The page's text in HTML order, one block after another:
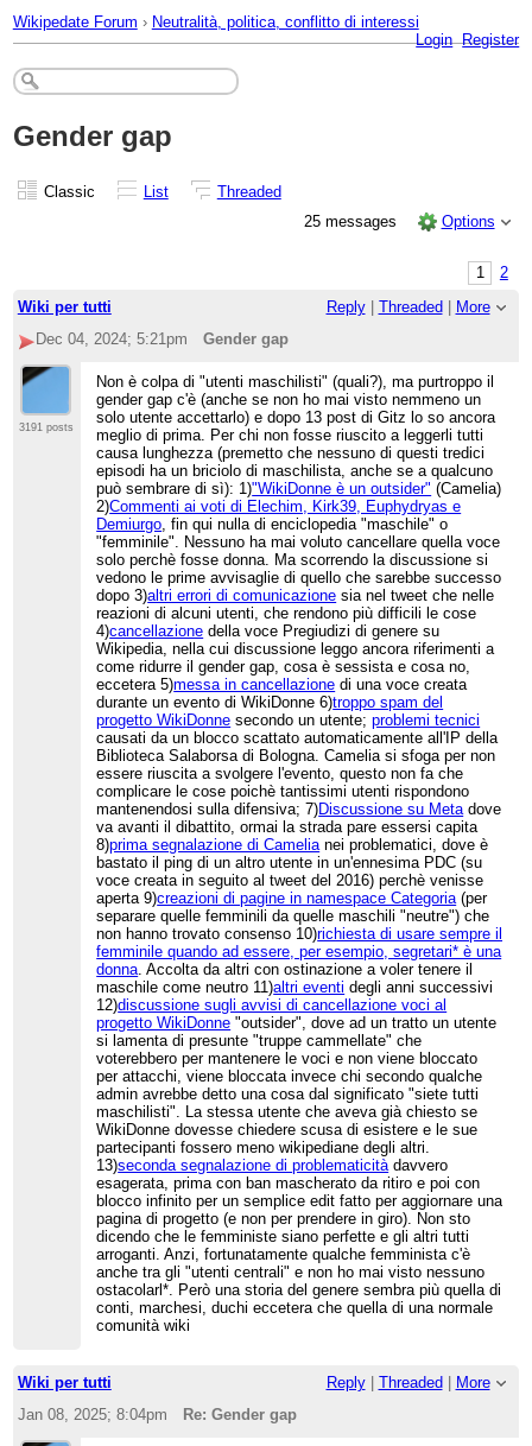
Wikipedate Forum › Neutralità, politica, conflitto di interessi
Login Register
Gender gap
Classic List
Threaded
25 messages
Options
1
2
Wiki per tutti
Reply| Threaded
More
Dec 04, 2024; 5:21pm
Gender gap
3191 posts
Non è colpa di "utenti maschilisti" (quali?), ma purtroppo il
gender gap c'è (anche se non ho mai visto nemmeno un
solo utente accettarlo) e dopo 13 post di Gitz lo so ancora
meglio di prima. Per chi non fosse riuscito a leggerli tutti
causa lunghezza (premetto che nessuno di questi tredici
episodi ha un briciolo di maschilista, anche se a qualcuno
può sembrare di sì): 1)"WikiDonne è un outsider" (Camelia)
2)Commenti ai voti di Elechim, Kirk39, Euphydryas e
Demiurgo , fin qui nulla di enciclopedia "maschile" o
"femminile". Nessuno ha mai voluto cancellare quella voce
solo perchè fosse donna. Ma scorrendo la discussione si
vedono le prime avvisaglie di quello che sarebbe successo
dopo 3)altri errori di comunicazione sia nel tweet che nelle
reazioni di alcuni utenti, che rendono più difficili le cose
4)cancellazione della voce Pregiudizi di genere su
Wikipedia, nella cui discussione leggo ancora riferimenti a
come ridurre il gender gap, cosa è sessista e cosa no,
eccetera 5)messa in cancellazione di una voce creata
durante un evento di WikiDonne 6)troppo spam del
progetto WikiDonne secondo un utente;problemi tecnici
causati da un blocco scattato automaticamente all'IP della
Biblioteca Salaborsa di Bologna. Camelia si sfoga per non
essere riuscita a svolgere l'evento, questo non fa che
complicare le cose poichè tantissimi utenti rispondono
mantenendosi sulla difensiva; 7)Discussione su Meta dove
va avanti il dibattito, ormai la strada pare essersi capita
8)prima segnalazione di Camelia nei problematici, dove è
bastato il ping di un altro utente in un'ennesima PDC (su
voce creata in seguito al tweet del 2016) perchè venisse
aperta 9)creazioni di pagine in namespace Categoria (per
separare quelle femminili da quelle maschili "neutre") che
non hanno trovato consenso 10)richiesta di usare sempre il
femminile quando ad essere, per esempio, segretari* è una
donna . Accolta da altri con ostinazione a voler tenere il
maschile come neutro 11)altri eventi degli anni successivi
12)discussione sugli avvisi di cancellazione voci al
progetto WikiDonne "outsider", dove ad un tratto un utente
si lamenta di presunte "truppe cammellate" che
voterebbero per mantenere le voci e non viene bloccato
per attacchi, viene bloccata invece chi secondo qualche
admin avrebbe detto una cosa dal significato "siete tutti
maschilisti". La stessa utente che aveva già chiesto se
WikiDonne dovesse chiedere scusa di esistere e le sue
partecipanti fossero meno wikipediane degli altri.
13)seconda segnalazione di problematicità davvero
esagerata, prima con ban mascherato da ritiro e poi con
blocco infinito per un semplice edit fatto per aggiornare una
pagina di progetto (e non per prendere in giro). Non sto
dicendo che le femministe siano perfette e gli altri tutti
arroganti. Anzi, fortunatamente qualche femminista c'è
anche tra gli "utenti centrali" e non ho mai visto nessuno
ostacolarl*. Però una storia del genere sembra più quella di
conti, marchesi, duchi eccetera che quella di una normale
comunità wiki
Wiki per tutti Reply| Threaded
More
Jan 08, 2025; 8:04pm
Re: Gender gap